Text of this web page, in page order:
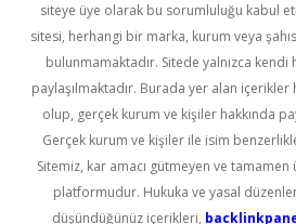
siteye üye olarak bu sorumluluğu kabul
sitesi, herhangi bir marka, kurum veya
bulunmamaktadır. Sitede yalnızca kendi
paylaşılmaktadır. Burada yer alan
olup, gerçek kurum ve kişiler hakkında
Gerçek kurum ve kişiler ile isim
Sitemiz, kar amacı gütmeyen ve
platformudur. Hukuka ve yasal
düşündüğünüz içerikleri,